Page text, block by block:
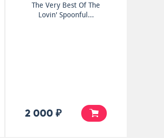
The Very Best Of The
Lovin' Spoonful...
2 000 ₽